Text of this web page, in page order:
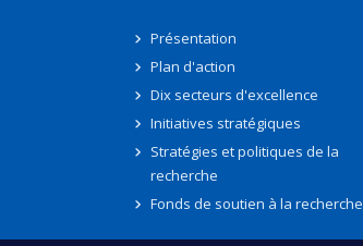
Présentation
Plan d'action
Dix secteurs d'excellence
Initiatives stratégiques
Stratégies et politiques de la
recherche
Fonds de soutien à la recherche